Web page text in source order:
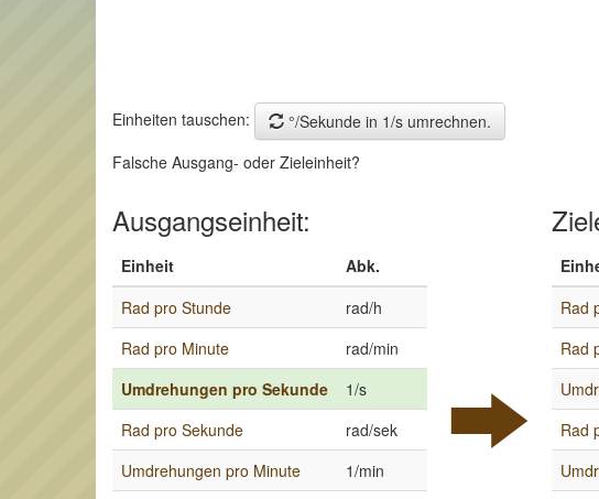
Einheiten tauschen:
°/Sekunde in 1/s umrechnen.
Falsche Ausgang- oder Zieleinheit?
Ausgangseinheit:
Einheit
Abk.
Rad pro Stunde
rad/h
Rad pro Minute
rad/min
Umdrehungen pro Sekunde
1/s
Rad pro Sekunde
rad/sek
Umdrehungen pro Minute
1/min
Rad
Rad
Rad